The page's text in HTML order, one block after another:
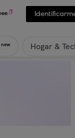
new Hogar &